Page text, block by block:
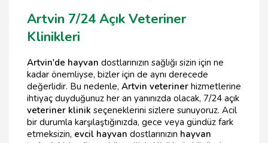
Artvin 7/24 Açık Veteriner
Klinikleri
Artvin'de hayvan dostlarınızın sağlığı sizin için ne
kadar önemliyse, bizler için de aynı derecede
değerlidir. Bu nedenle, Artvin veteriner hizmetlerine
ihtiyaç duyduğunuz her an yanınızda olacak, 7/24 açık
veteriner klinik seçeneklerini sizlere sunuyoruz. Acil
bir durumla karşılaştığınızda, gece veya gündüz fark
etmeksizin, evcil hayvan dostlarınızın hayvan